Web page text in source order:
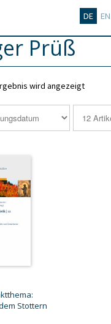
DE EN
Deutsch
Prüß
wird angezeigt
Stottern